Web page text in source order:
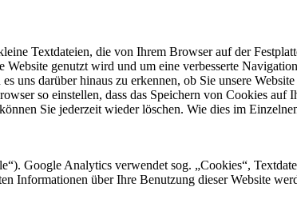
Textdateien, die von Ihrem Browser auf der
genutzt wird und um eine verbesserte
uns darüber hinaus zu erkennen, ob Sie unsere
so einstellen, dass das Speichern von Cookies
Sie jederzeit wieder löschen. Wie dies im
Google Analytics verwendet sog. „Cookies“,
Informationen über Ihre Benutzung dieser Website